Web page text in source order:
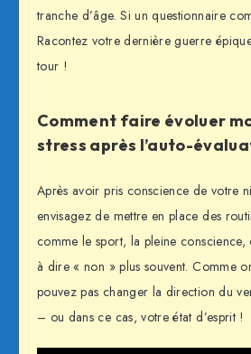
tranche d’âge. Si un questionnaire
Racontez votre dernière guerre
tour !
Comment faire évoluer
stress après l’auto-
Après avoir pris conscience de votre
envisagez de mettre en place des
comme le sport, la pleine
à dire « non » plus souvent. Comme
pouvez pas changer la direction du
– ou dans ce cas, votre état d’esprit !